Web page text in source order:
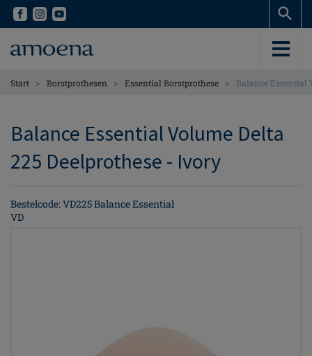
Skip
content
Skip
content
Start > Borstprothesen > Essential Borstprothese > Balance Essential
Balance Essential Volume Delta
225 Deelprothese - Ivory
Bestelcode: VD225 Balance Essential
VD